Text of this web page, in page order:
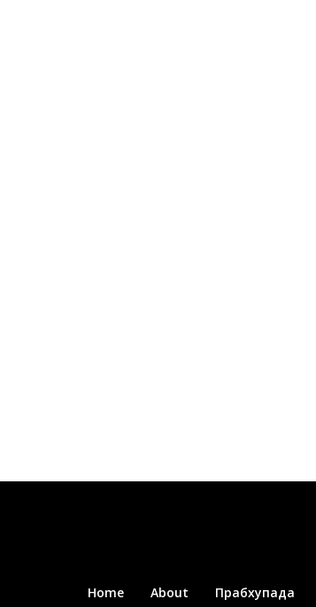
Home About Прабхупада